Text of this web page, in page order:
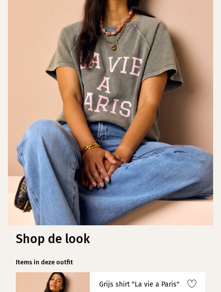
Shop de look
Items in deze outfit
Grijs shirt "La vie a Paris"